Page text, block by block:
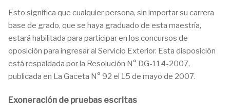
Esto significa que cualquier persona, sin importar su carrera
base de grado, que se haya graduado de esta maestría,
estará habilitada para participar en los concursos de
oposición para ingresar al Servicio Exterior. Esta disposición
está respaldada por la Resolución N° DG-114-2007,
publicada en La Gaceta N° 92 el 15 de mayo de 2007.
Exoneración de pruebas escritas